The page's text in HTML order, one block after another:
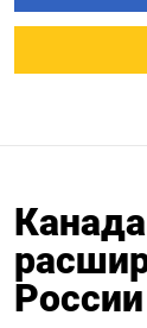
России